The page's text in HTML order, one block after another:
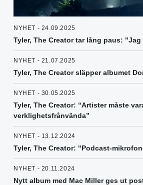
NYHET - 24.09.2025
Tyler, The Creator tar lång paus:
NYHET - 21.07.2025
Tyler, The Creator släpper albumet
NYHET - 30.05.2025
Tyler, The Creator: “Artister måste
verklighetsfrånvända”
NYHET - 13.12.2024
Tyler, The Creator: "Podcast-
NYHET - 20.11.2024
Nytt album med Mac Miller ges ut